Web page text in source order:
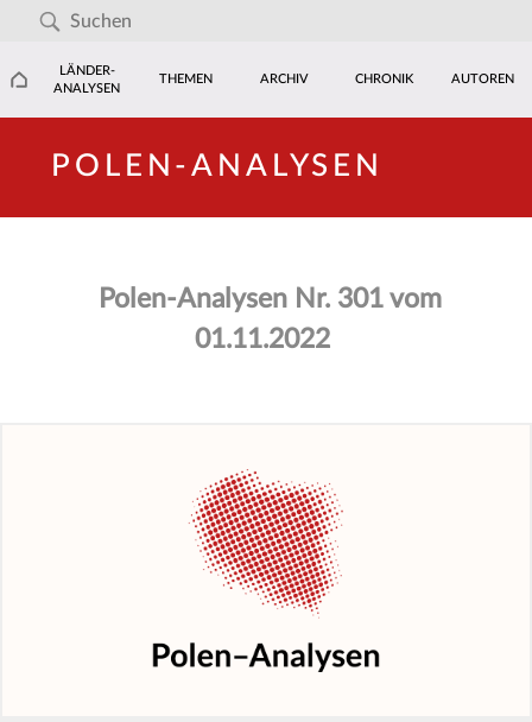
LÄNDER-
ANALYSEN
THEMEN ARCHIV CHRONIK AUTOREN
POLEN-ANALYSEN
Polen-Analysen Nr. 301 vom
01.11.2022